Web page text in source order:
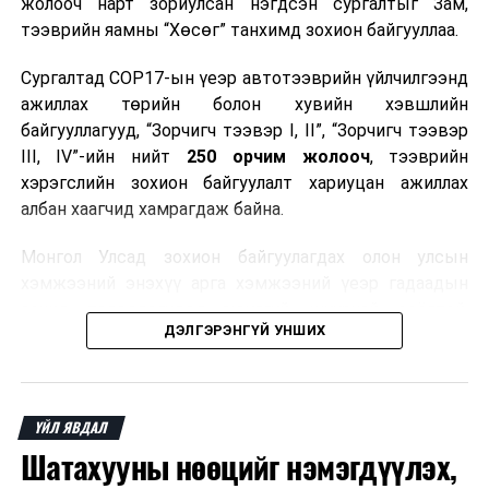
ДАРААХ МЭДЭЭ
УИХ-ын онцгой бүрэн эрхийг бататгах хуулийг төслийг
дэмжив
жолооч нарт зориулсан нэгдсэн сургалтыг Зам,
тээврийн яамны “Хөсөг” танхимд зохион байгууллаа.
Сургалтад COP17-ын үеэр автотээврийн үйлчилгээнд
ажиллах төрийн болон хувийн хэвшлийн
байгууллагууд, “Зорчигч тээвэр I, II”, “Зорчигч тээвэр
III, IV”-ийн нийт 250 орчим жолооч, тээврийн
хэрэгслийн зохион байгуулалт хариуцан ажиллах
албан хаагчид хамрагдаж байна.
Монгол Улсад зохион байгуулагдах олон улсын
зочид, төлөөлөгчдөд аюулгүй, шуурхай, соёлтой,
мэргэжлийн түвшинд тээврийн үйлчилгээ үзүүлэх
зохион байгуулалтын онцлог, зочид, төлөөлөгчдийн
ангилал, үйлчилгээний стандарт, жолооч нарын үүрэг
ДЭЛГЭРЭНГҮЙ УНШИХ
ҮЙЛ ЯВДАЛ
Шатахууны нөөцийг нэмэгдүүлэх,